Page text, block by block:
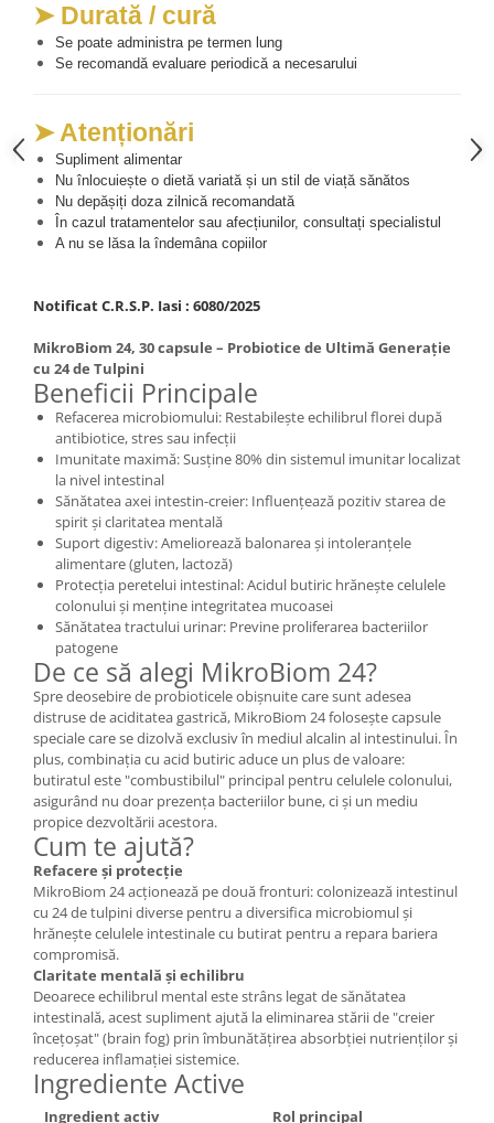
➤ Durată / cură
Se poate administra pe termen lung
Se recomandă evaluare periodică a necesarului
➤ Atenționări
Supliment alimentar
Nu înlocuiește o dietă variată și un stil de viață sănătos
Nu depășiți doza zilnică recomandată
În cazul tratamentelor sau afecțiunilor, consultați specialistul
A nu se lăsa la îndemâna copiilor
Notificat C.R.S.P. Iasi : 6080/2025
MikroBiom 24, 30 capsule – Probiotice de Ultimă Generație
cu 24 de Tulpini
Beneficii Principale
Refacerea microbiomului: Restabilește echilibrul florei după
antibiotice, stres sau infecții
Imunitate maximă: Susține 80% din sistemul imunitar localizat
la nivel intestinal
Sănătatea axei intestin-creier: Influențează pozitiv starea de
spirit și claritatea mentală
Suport digestiv: Ameliorează balonarea și intoleranțele
alimentare (gluten, lactoză)
Protecția peretelui intestinal: Acidul butiric hrănește celulele
colonului și menține integritatea mucoasei
Sănătatea tractului urinar: Previne proliferarea bacteriilor
patogene
De ce să alegi MikroBiom 24?
Spre deosebire de probioticele obișnuite care sunt adesea
distruse de aciditatea gastrică, MikroBiom 24 folosește capsule
speciale care se dizolvă exclusiv în mediul alcalin al intestinului. În
plus, combinația cu acid butiric aduce un plus de valoare:
butiratul este "combustibilul" principal pentru celulele colonului,
asigurând nu doar prezența bacteriilor bune, ci și un mediu
propice dezvoltării acestora.
Cum te ajută?
Refacere și protecție
MikroBiom 24 acționează pe două fronturi: colonizează intestinul
cu 24 de tulpini diverse pentru a diversifica microbiomul și
hrănește celulele intestinale cu butirat pentru a repara bariera
compromisă.
Claritate mentală și echilibru
Deoarece echilibrul mental este strâns legat de sănătatea
intestinală, acest supliment ajută la eliminarea stării de "creier
încețoșat" (brain fog) prin îmbunătățirea absorbției nutrienților și
reducerea inflamației sistemice.
Ingrediente Active
Ingredient activ
Rol principal